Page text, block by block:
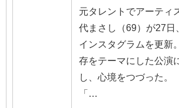
元タレントでアーティ
代まさし（69）が27日
インスタグラムを更新
存をテーマにした公演
し、心境をつづった
「…